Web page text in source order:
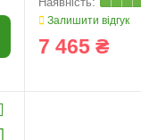
Залишити відгук
7 465 ₴